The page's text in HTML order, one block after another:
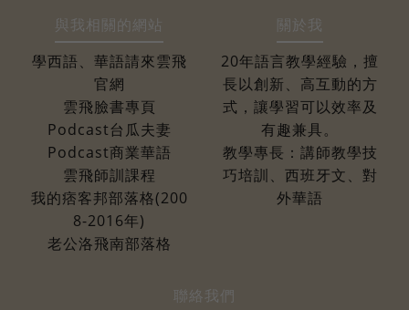
與我相關的網站
學西語、華語請來雲飛
官網
雲飛臉書專頁
Podcast台瓜夫妻
Podcast商業華語
雲飛師訓課程
我的痞客邦部落格(200
8-2016年)
老公洛飛南部落格
關於我
20年語言教學經驗，擅
長以創新、高互動的方
式，讓學習可以效率及
有趣兼具。
教學專長：講師教學技
巧培訓、西班牙文、對
外華語
聯絡我們